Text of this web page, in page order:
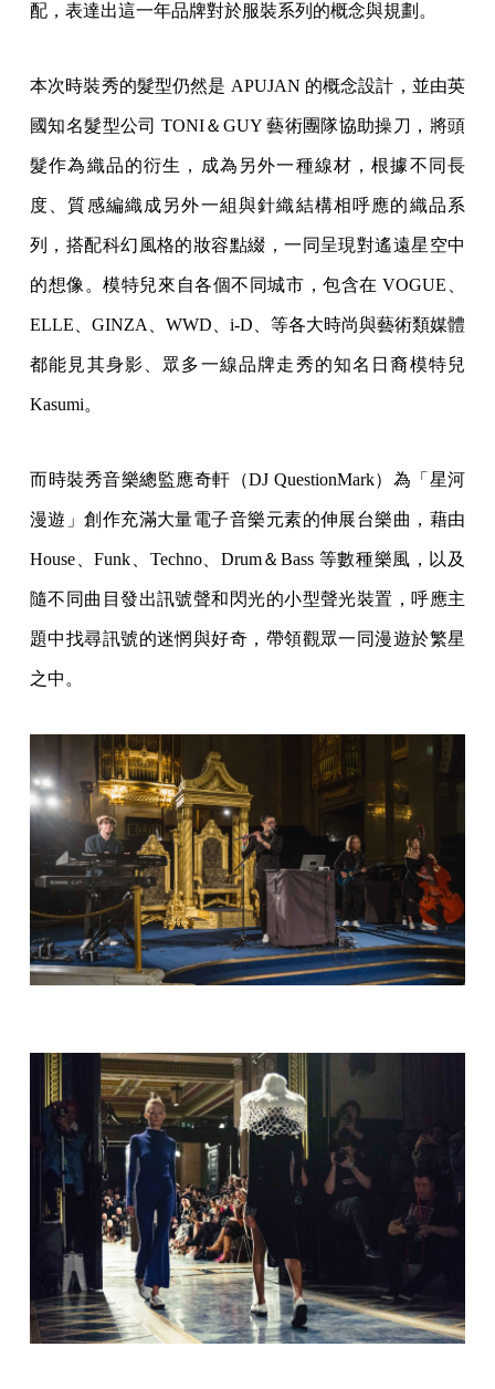
配，表達出這一年品牌對於服裝系列的概念與規劃。
本次時裝秀的髮型仍然是 APUJAN 的概念設計，並由英
國知名髮型公司 TONI＆GUY 藝術團隊協助操刀，將頭
髮作為織品的衍生，成為另外一種線材，根據不同長
度、質感編織成另外一組與針織結構相呼應的織品系
列，搭配科幻風格的妝容點綴，一同呈現對遙遠星空中
的想像。模特兒來自各個不同城市，包含在 VOGUE、
ELLE、GINZA、WWD、i-D、等各大時尚與藝術類媒體
都能見其身影、眾多一線品牌走秀的知名日裔模特兒
Kasumi。
而時裝秀音樂總監應奇軒（DJ QuestionMark）為「星河
漫遊」創作充滿大量電子音樂元素的伸展台樂曲，藉由
House、Funk、Techno、Drum＆Bass 等數種樂風，以及
隨不同曲目發出訊號聲和閃光的小型聲光裝置，呼應主
題中找尋訊號的迷惘與好奇，帶領觀眾一同漫遊於繁星
之中。